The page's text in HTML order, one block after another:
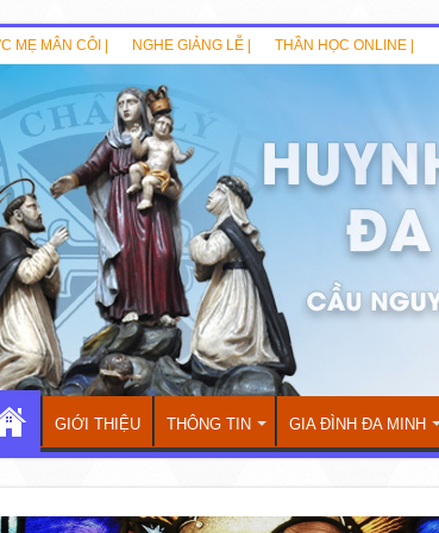
MẸ MÂN CÔI | NGHE GIẢNG LỄ | THẦN HỌC ONLINE |
GIỚI THIỆU THÔNG TIN GIA ĐÌNH ĐA MINH